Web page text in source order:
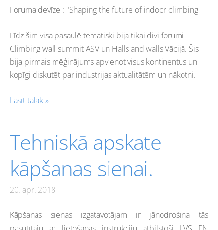
Foruma devīze : "Shaping the future of indoor climbing"
Līdz šim visa pasaulē tematiski bija tikai divi forumi –
Climbing wall summit ASV un Halls and walls Vācijā. Šis
bija pirmais mēģinājums apvienot visus kontinentus un
kopīgi diskutēt par industrijas aktualitātēm un nākotni.
Lasīt tālāk »
Tehniskā apskate
kāpšanas sienai.
20. apr. 2018
Kāpšanas sienas izgatavotājam ir jānodrošina tās